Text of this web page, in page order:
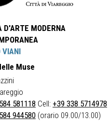
D'ARTE MODERNA
VIANI
Muse
581118 Cell: +39 338 5714978
944580 (orario 09.00/13.00)